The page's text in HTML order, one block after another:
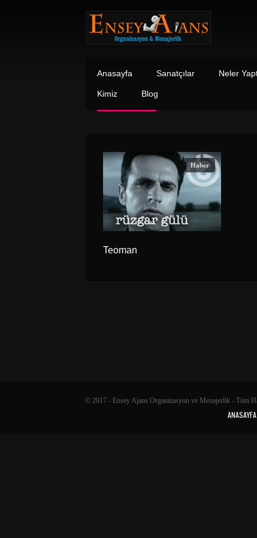
Anasayfa Sanatçılar Neler
Kimiz Blog
Haber
Teoman
© 2017 - Ensey Ajans Organizasyon ve Menajerlik - Tüm
ANASAYFA